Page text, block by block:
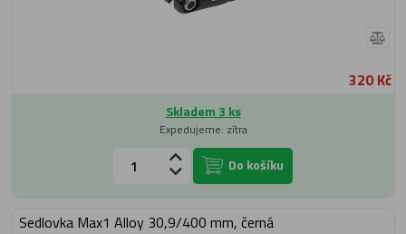
320 Kč
Skladem 3 ks
Expedujeme: zítra
Do košíku
Sedlovka Max1 Alloy 30,9/400 mm, černá